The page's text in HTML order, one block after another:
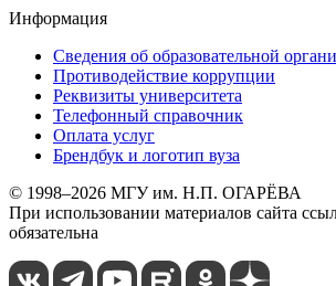
Информация
Сведения об образовательной
Противодействие коррупции
Реквизиты университета
Телефонный справочник
Оплата услуг
Брендбук и логотип вуза
© 1998–2026 МГУ им. Н.П. ОГАРЁВА
При использовании материалов сайта
обязательна